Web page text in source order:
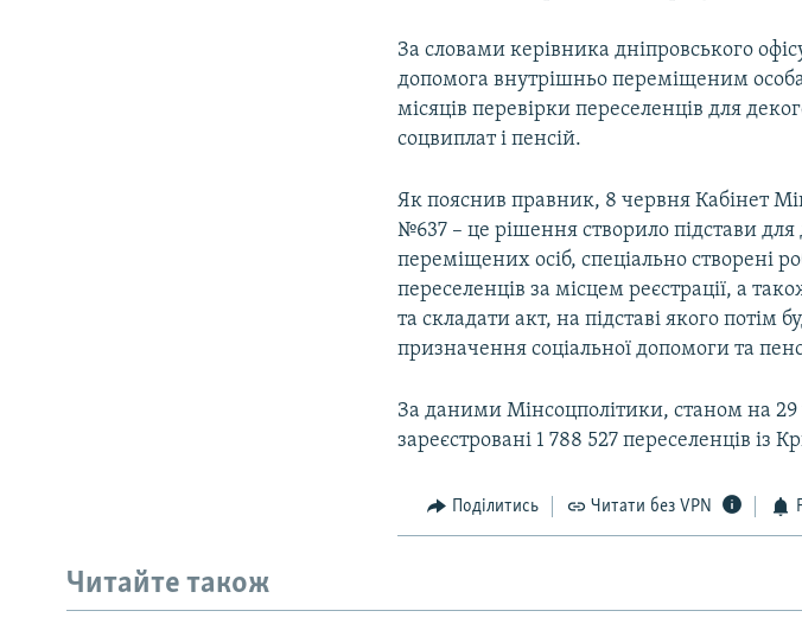
За словами керівника дніпровського
допомога внутрішньо переміщеним
місяців перевірки переселенців для
соцвиплат і пенсій.
Як пояснив правник, 8 червня Кабінет
№637 – це рішення створило підстави
переміщених осіб, спеціально створені
переселенців за місцем реєстрації, а
та складати акт, на підставі якого потім
призначення соціальної допомоги та
За даними Мінсоцполітики, станом на 29
зареєстровані 1 788 527 переселенців із
Поділитись Читати без VPN
Читайте також